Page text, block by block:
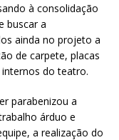
à consolidação
buscar a
ainda no projeto a
de carpete, placas
do teatro.
parabenizou a
árduo e
a realização do